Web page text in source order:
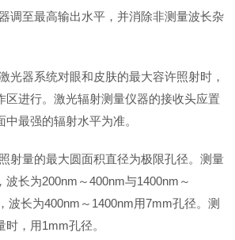
调至最高输出水平，并消除非测量波长杂
光器系统对眼和皮肤的最大容许照射时，
区进行。激光辐射测量仪器的接收头应置
最强的辐射水平为准。
射量的最大圆面积直径为极限孔径。测量
波长为200nm～400nm与1400nm～
波长为400nm～1400nm用7mm孔径。测
，用1mm孔径。